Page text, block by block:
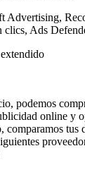
Advertising,
clics, Ads
podemos
online y
comparamos tus